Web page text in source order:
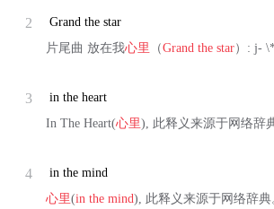
2
Grand the star
片尾曲 放在我心里 （Grand the star）: j-
3
in the heart
In The Heart(心里), 此释义来源于网络辞
4
in the mind
心里(in the mind), 此释义来源于网络辞典